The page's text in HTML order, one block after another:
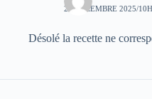
25 DÉCEMBRE 2025/
Désolé la recette ne